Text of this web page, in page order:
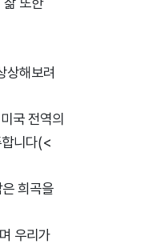
상해보려
국 전역의
니다(<
희곡을
우리가